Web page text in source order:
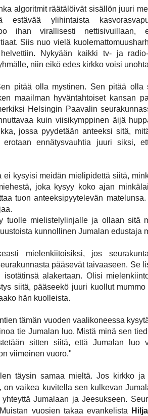
algoritmit räätälöivät sisällön juuri
estävää ylihintaista
ihan virallisesti nettisivuillaan,
Siis nuo vielä
Nykyään kaikki tv- ja
niin eikö edes kirkko voisi
pitää olla mystinen. Sen pitää olla
maailman hyväntahtoiset kansan
Helsingin Paavalin
kuin viisikymppinen äijä
jossa pyydetään anteeksi sitä,
erotaan ennätysvauhtia juuri siksi,
kysyisi meidän mielipidettä siitä,
joka kysyy koko ajan
tuon anteeksipyytelevän
tuolle mielistelylinjalle ja ollaan sitä
kunnollinen Jumalan edustaja
mielenkiitoisiksi, jos
pääsevät taivaaseen. Se
alakertaan. Olisi
siitä, pääseekö juuri kuollut
hän kuolleista.
tämän vuoden vaalikoneessa
tie Jumalan luo. Mistä minä sen
sitten siitä, että Jumalan luo
viimeinen vuoro."
täysin samaa mieltä. Jos kirkko ja
on vaikea kuvitella sen kulkevan
Jumalaan ja Jeesukseen.
vuosien takaa evankelista